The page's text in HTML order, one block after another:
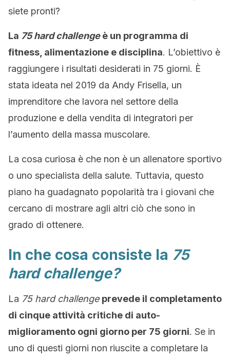
siete pronti?
La 75 hard challengeè un programma di
fitness, alimentazione e disciplina. L’obiettivo è
raggiungere i risultati desiderati in 75 giorni. È
stata ideata nel 2019 da Andy Frisella, un
imprenditore che lavora nel settore della
produzione e della vendita di integratori per
l’aumento della massa muscolare.
La cosa curiosa è che non è un allenatore sportivo
o uno specialista della salute. Tuttavia, questo
piano ha guadagnato popolarità tra i giovani che
cercano di mostrare agli altri ciò che sono in
grado di ottenere.
In che cosa consiste la 75
hard challenge?
La 75 hard challenge prevede il completamento
di cinque attività critiche di auto-
miglioramento ogni giorno per 75 giorni. Se in
uno di questi giorni non riuscite a completare la